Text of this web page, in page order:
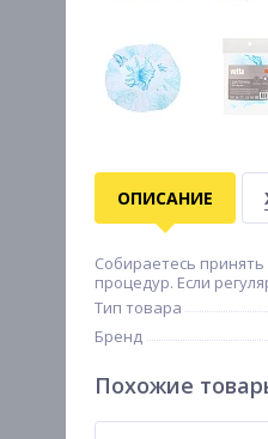
ОПИСАНИЕ
Собираетесь
процедур. Если
Тип товара
Бренд
Похожие